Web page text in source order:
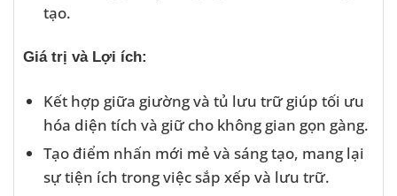
tạo.
Giá trị và Lợi ích:
Kết hợp giữa giường và tủ lưu trữ giúp tối ưu
hóa diện tích và giữ cho không gian gọn gàng.
Tạo điểm nhấn mới mẻ và sáng tạo, mang lại
sự tiện ích trong việc sắp xếp và lưu trữ.